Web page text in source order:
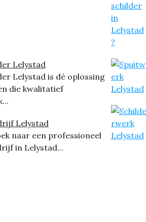
Lelystad
Lelystad is dé oplossing
die kwalitatief
Lelystad
naar een professioneel
in Lelystad...